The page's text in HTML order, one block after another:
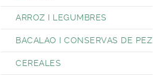
ARROZ I LEGUMBRES
BACALAO I CONSERVAS DE PEZ
CEREALES